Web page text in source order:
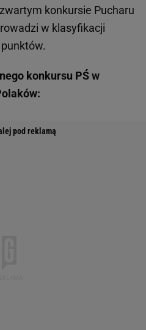
konkursie Pucharu
w klasyfikacji
konkursu PŚ w